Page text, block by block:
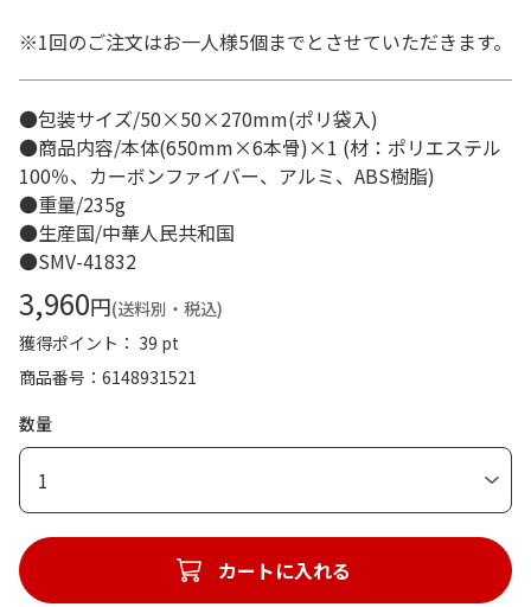
※1回のご注文はお一人様5個までとさせていただきます。
●包装サイズ/50×50×270mm(ポリ袋入)
●商品内容/本体(650mm×6本骨)×1 (材：ポリエステル
100％、カーボンファイバー、アルミ、ABS樹脂)
●重量/235g
●生産国/中華人民共和国
●SMV-41832
3,960円(送料別・税込)
獲得ポイント： 39 pt
商品番号
6148931521
数量
1
カートに入れる